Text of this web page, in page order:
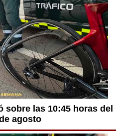
las 10:45 horas del
agosto